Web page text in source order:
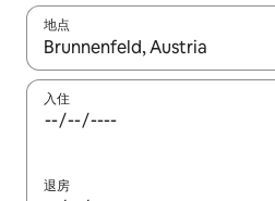
地点
如有搜索结果，请使用上下方向
入住
退房